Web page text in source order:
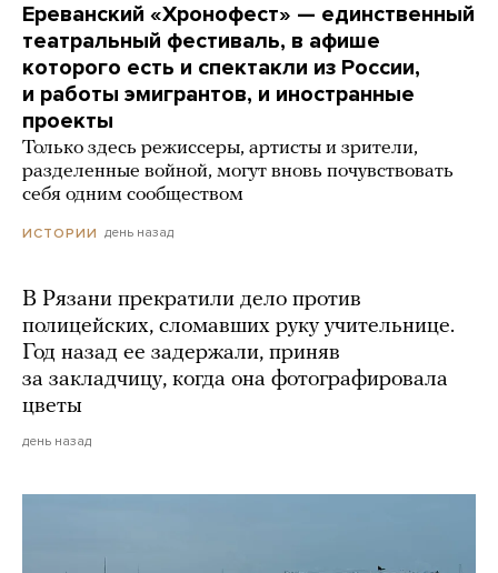
Ереванский «Хронофест» — единственный
театральный фестиваль, в афише
которого есть и спектакли из России,
и работы эмигрантов, и иностранные
проекты
Только здесь режиссеры, артисты и зрители,
разделенные войной, могут вновь почувствовать
себя одним сообществом
ИСТОРИИ день назад
В Рязани прекратили дело против
полицейских, сломавших руку учительнице.
Год назад ее задержали, приняв
за закладчицу, когда она фотографировала
цветы
день назад